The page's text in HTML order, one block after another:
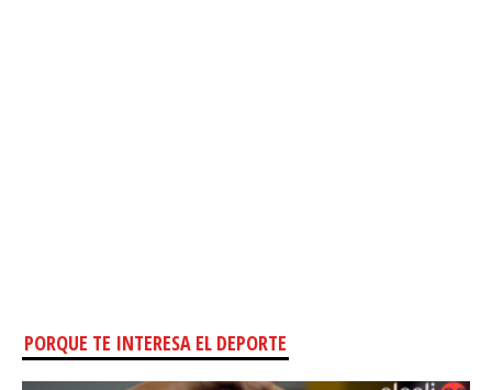
PORQUE TE INTERESA EL DEPORTE